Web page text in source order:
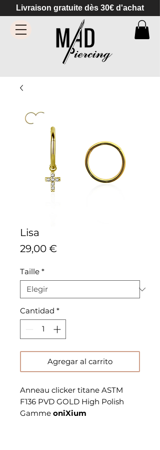
Livraison gratuite dès 30€ d'achat
Lisa
29,00 €
Taille *
Cantidad *
Agregar al carrito
Anneau clicker titane ASTM
F136 PVD GOLD High Polish
Gamme oniXium